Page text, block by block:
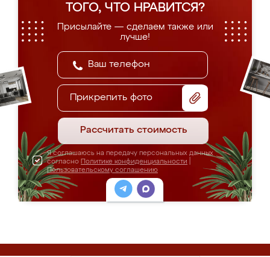
ТОГО, ЧТО НРАВИТСЯ?
Присылайте — сделаем также или
лучше!
Прикрепить фото
Рассчитать стоимость
Я соглашаюсь на передачу персональных данных
согласно Политике конфиденциальности
Пользовательскому соглашению